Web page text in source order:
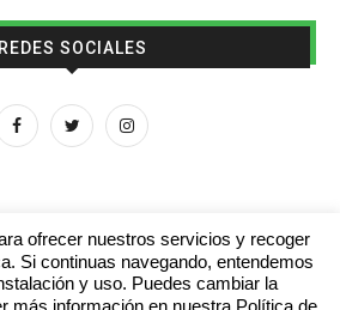
REDES SOCIALES
Colabora con nosotros
ofrecer nuestros servicios y recoger
Si continuas navegando, entendemos
y uso. Puedes cambiar la
más información en nuestra Política de